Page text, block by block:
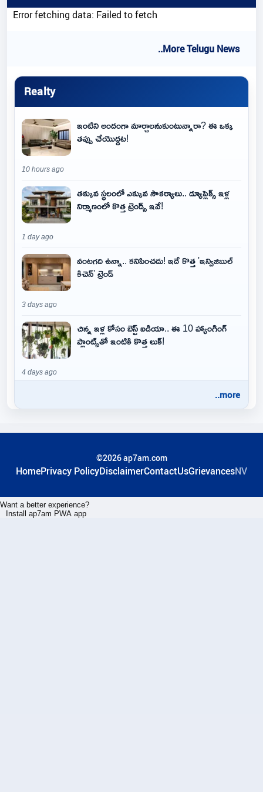
Error fetching data: Failed to fetch
..More Telugu News
Realty
ఇంటిని అందంగా మార్చాలనుకుంటున్నారా? ఈ ఒక్క
తప్పు చేయొద్దట!
10 hours ago
తక్కువ స్థలంలో ఎక్కువ సౌకర్యాలు.. డ్యూప్లెక్స్ ఇళ్ల
నిర్మాణంలో కొత్త ట్రెండ్స్ ఇవే!
1 day ago
వంటగది ఉన్నా.. కనిపించదు! ఇదే కొత్త 'ఇన్విజిబుల్
కిచెన్' ట్రెండ్
3 days ago
చిన్న ఇళ్ల కోసం బెస్ట్ ఐడియా.. ఈ 10 హ్యాంగింగ్
ప్లాంట్స్‌తో ఇంటికి కొత్త లుక్!
4 days ago
..more
©2026 ap7am.com
HomePrivacy PolicyDisclaimerContactUsGrievancesNV
Want a better experience?
Install ap7am PWA app